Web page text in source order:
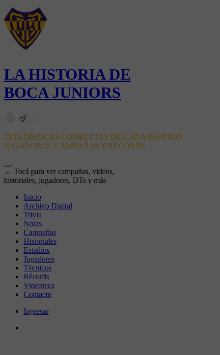
LA HISTORIA DE
BOCA JUNIORS
ESTADÍSTICAS COMPLETAS DE CADA PARTIDO -
JUGADORES, CAMPAÑAS Y RÉCORDS
← Tocá para ver campañas, videos,
historiales, jugadores, DTs y más
Inicio
Archivo Digital
Trivia
Notas
Campañas
Historiales
Estadios
Jugadores
Técnicos
Récords
Videoteca
Contacto
Ingresar